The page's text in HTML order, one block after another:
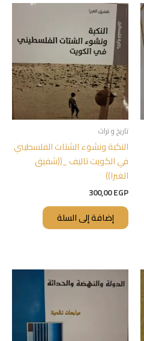
تاريخ و تراث
النكبة ونشوء الشتات الفلسطيني
في الكويت تاليف _((شفيق
الغبرا))
300,00EGP
إضافة إلى السلة